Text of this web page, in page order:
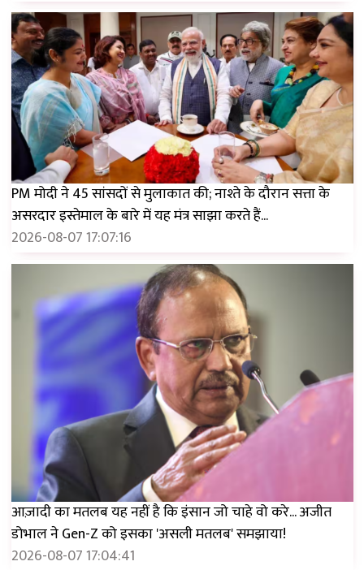
PM मोदी ने 45 सांसदों से मुलाकात की; नाश्ते के दौरान सत्ता के
असरदार इस्तेमाल के बारे में यह मंत्र साझा करते हैं...
2026-08-07 17:07:16
आज़ादी का मतलब यह नहीं है कि इंसान जो चाहे वो करे... अजीत
डोभाल ने Gen-Z को इसका 'असली मतलब' समझाया!
2026-08-07 17:04:41